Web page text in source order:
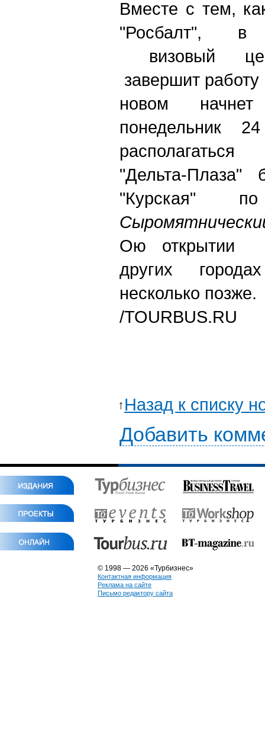
Вместе с тем,
"Росбалт", в
визовый
завершит
новом
понедельник
"Дельта-Плаза"
"Курская"
Ою открытии
других
несколько позже.
/TOURBUS.RU
Назад к списку
Добавить
© 1998 — 2026 «Турбизнес»
Контактная информация
Реклама на сайте
Письмо редактору сайта